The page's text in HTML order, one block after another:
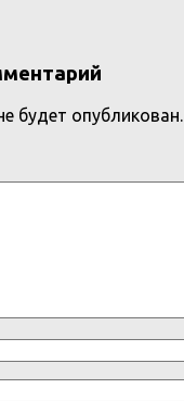
будет опубликован.